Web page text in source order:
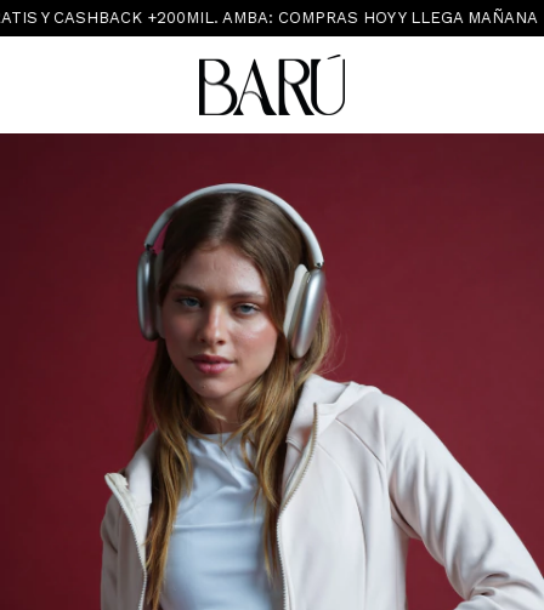
+200MIL. AMBA: COMPRAS HOY Y LLEGA MAÑANA